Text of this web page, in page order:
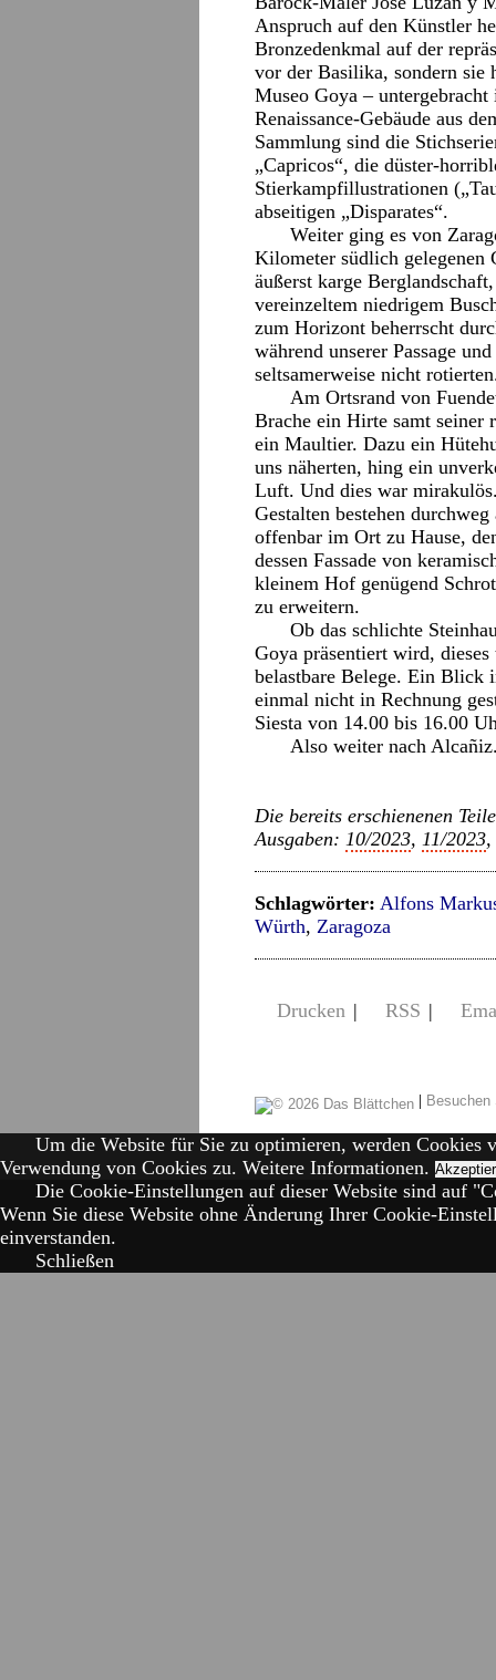
Anspruch auf den Künstler
Bronzedenkmal auf der
vor der Basilika, sondern sie
Museo Goya –
Renaissance-Gebäude aus
Sammlung sind die
„Capricos“, die düster-
Stierkampfillustrationen
abseitigen „Disparates“.
Weiter ging es von
Kilometer südlich gelegenen
äußerst karge
vereinzeltem niedrigem
zum Horizont beherrscht
während unserer Passage
seltsamerweise nicht
Am Ortsrand von
Brache ein Hirte samt seiner
ein Maultier. Dazu ein
uns näherten, hing ein
Luft. Und dies war
Gestalten bestehen
offenbar im Ort zu Hause,
dessen Fassade von
kleinem Hof genügend
zu erweitern.
Ob das schlichte
Goya präsentiert wird,
belastbare Belege. Ein Blick
einmal nicht in Rechnung
Siesta von 14.00 bis 16.00
Also weiter nach
Die bereits erschienenen
Ausgaben: 10/2023, 11/2023,
Schlagwörter: Alfons
Würth, Zaragoza
Drucken | RSS |
|
Um die Website für Sie zu optimieren, werden Cookies
Verwendung von Cookies zu. Weitere Informationen.
Die Cookie-Einstellungen auf dieser Website sind auf
Wenn Sie diese Website ohne Änderung Ihrer Cookie-
einverstanden.
Schließen